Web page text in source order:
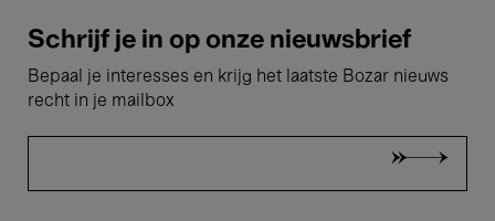
Schrijf je in op onze nieuwsbrief
Bepaal je interesses en krijg het laatste Bozar nieuws
recht in je mailbox